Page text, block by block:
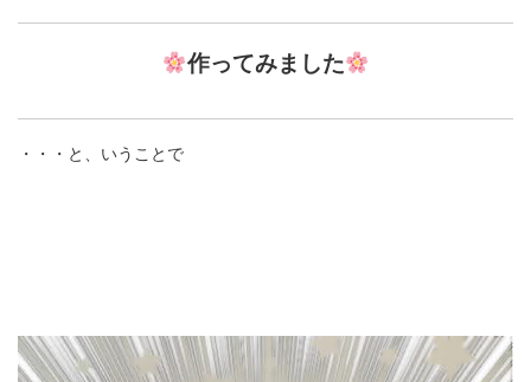
作ってみました
・・・と、いうことで